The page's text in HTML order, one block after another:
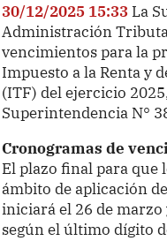
30/12/2025 15:33 La
Administración
vencimientos para la
Impuesto a la Renta y
(ITF) del ejercicio
Superintendencia N°
Cronogramas de
El plazo final para que
ámbito de aplicación
iniciará el 26 de marzo
según el último dígito